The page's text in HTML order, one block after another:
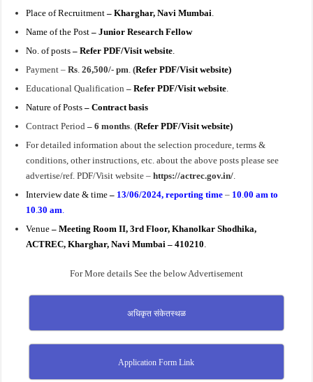
Place of Recruitment – Kharghar, Navi Mumbai
Name of the Post – Junior Research Fellow
No. of posts– Refer PDF/Visit website
Payment –Rs 26,500/- pm .(Refer PDF/Visit website)
Educational Qualification –Refer PDF/Visit website
Nature of Posts– Contract basis
Contract Period – 6 months .(Refer PDF/Visit website)
For detailed information about the selection procedure, terms &
conditions, other instructions, etc. about the above posts please see
advertise/ref. PDF/Visit website –https://actrec.gov.in/
Interview date & time – 13/06/2024, reporting time – 10 .00 am to
10 .30 am
Venue – Meeting Room II, 3rd Floor, Khanolkar Shodhika,
ACTREC, Kharghar, Navi Mumbai – 410210
For More details See the below Advertisement
अधिकृत संकेतस्थळ
Application Form Link